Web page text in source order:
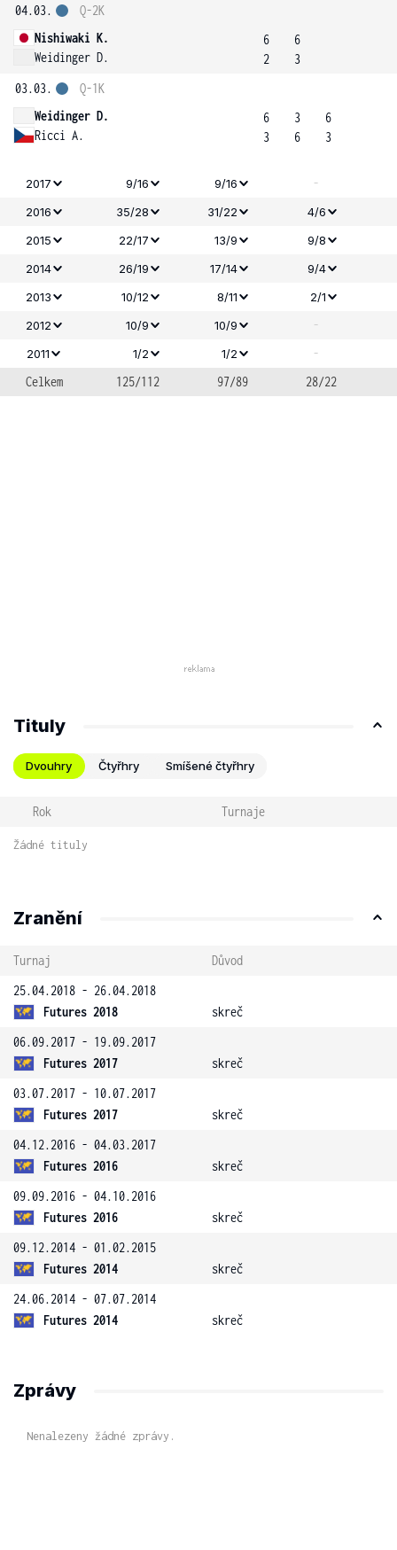
04.03.
Nishiwaki K.
Weidinger D.
Q-2K
6
2
6
3
03.03.
Weidinger D.
Ricci A.
Q-1K
6
3
3
6
6
3
2017 9/16 9/16 -
2016 35/28 31/22
4/6
2015
22/17 13/9
9/8
2014
26/19 17/14
9/4
2013
10/12 8/11
2/1
2012
10/9 10/9 -
2011 1/2 1/2
-
Celkem
125/112 97/89 28/22
Tituly
Dvouhry Čtyřhry Smíšené čtyřhry
Rok Turnaje
Žádné tituly
Zranění
Turnaj
Důvod
25.04.2018 - 26.04.2018
Futures 2018
skreč
06.09.2017 - 19.09.2017
Futures 2017
skreč
03.07.2017 - 10.07.2017
Futures 2017
skreč
04.12.2016 - 04.03.2017
Futures 2016
skreč
09.09.2016 - 04.10.2016
Futures 2016
skreč
09.12.2014 - 01.02.2015
Futures 2014
skreč
24.06.2014 - 07.07.2014
Futures 2014
skreč
Zprávy
Nenalezeny žádné zprávy.